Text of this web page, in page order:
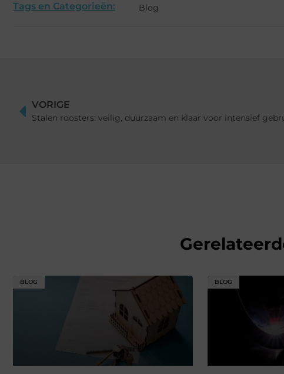
Tags en Categorieën: Blog
VORIGE
Stalen roosters: veilig, duurzaam en klaar voor intensief
BLOG BLOG